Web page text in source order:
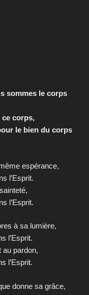
sommes le corps
ce corps,
le bien du corps
espérance,
l’Esprit.
l’Esprit.
à sa lumière,
l’Esprit.
au pardon,
l’Esprit.
donne sa grâce,